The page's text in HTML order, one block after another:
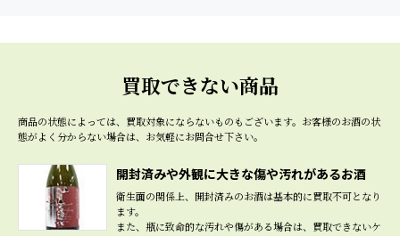
買取できない商品
商品の状態によっては、買取対象にならないものもございます。 お客様のお酒の状
態がよく分からない場合は、お気軽にお問合せ下さい。
開封済みや外観に大きな傷や汚れがあるお酒
衛生面の関係上、開封済みのお酒は基本的に買取不可となり
ます。
また、瓶に致命的な汚れや傷がある場合は、買取できないケ